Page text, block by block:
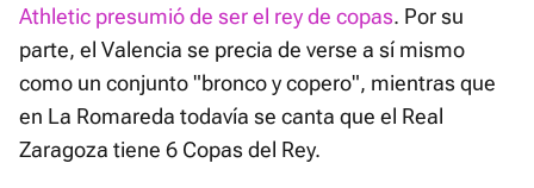
Athletic presumió de ser el rey de copas. Por su
parte, el Valencia se precia de verse a sí mismo
como un conjunto "bronco y copero", mientras que
en La Romareda todavía se canta que el Real
Zaragoza tiene 6 Copas del Rey.